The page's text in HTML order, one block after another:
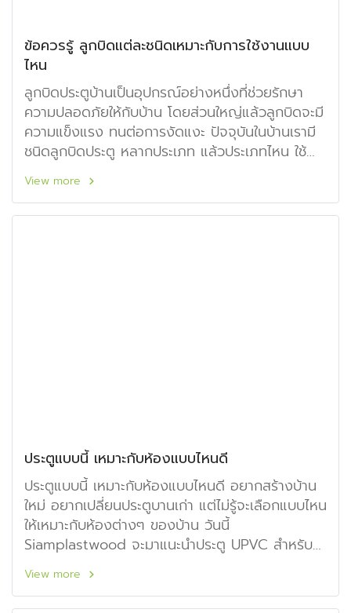
ข้อควรรู้ ลูกบิดแต่ละชนิดเหมาะกับการใช้งานแบบ
ไหน
ลูกบิดประตูบ้านเป็นอุปกรณ์อย่างหนึ่งที่ช่วยรักษา
ความปลอดภัยให้กับบ้าน โดยส่วนใหญ่แล้วลูกบิดจะมี
ความแข็งแรง ทนต่อการงัดแงะ ปัจจุบันในบ้านเรามี
ชนิดลูกบิดประตู หลากประเภท แล้วประเภทไหน ใช้
งานอย่างไร
View more
ประตูแบบนี้ เหมาะกับห้องแบบไหนดี
ประตูแบบนี้ เหมาะกับห้องแบบไหนดี อยากสร้างบ้าน
ใหม่ อยากเปลี่ยนประตูบานเก่า แต่ไม่รู้จะเลือกแบบไหน
ให้เหมาะกับห้องต่างๆ ของบ้าน วันนี้
Siamplastwood จะมาแนะนำประตู UPVC สำหรับ
ห้องต่างๆ ให้ทุกคนเลือกกัน
View more